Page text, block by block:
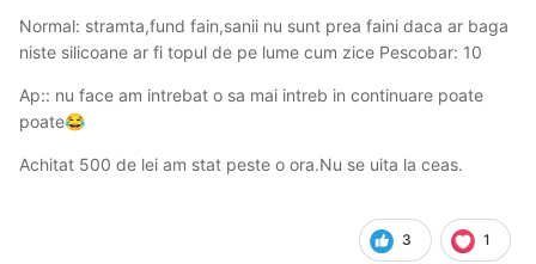
Normal: stramta,fund fain,sanii nu sunt prea faini daca ar baga
niste silicoane ar fi topul de pe lume cum zice Pescobar: 10
Ap:: nu face am intrebat o sa mai intreb in continuare poate
poate😂
Achitat 500 de lei am stat peste o ora.Nu se uita la ceas.
3 1